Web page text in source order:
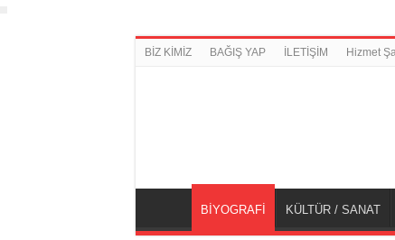
BİZ KİMİZ BAĞIŞ YAP İLETİŞİM Hizmet
BİYOGRAFİ KÜLTÜR / SANAT